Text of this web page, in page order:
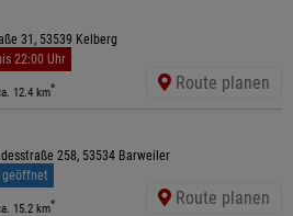
31, 53539 Kelberg
22:00 Uhr
12.4 km* Route planen
258, 53534 Barweiler
15.2 km* Route planen